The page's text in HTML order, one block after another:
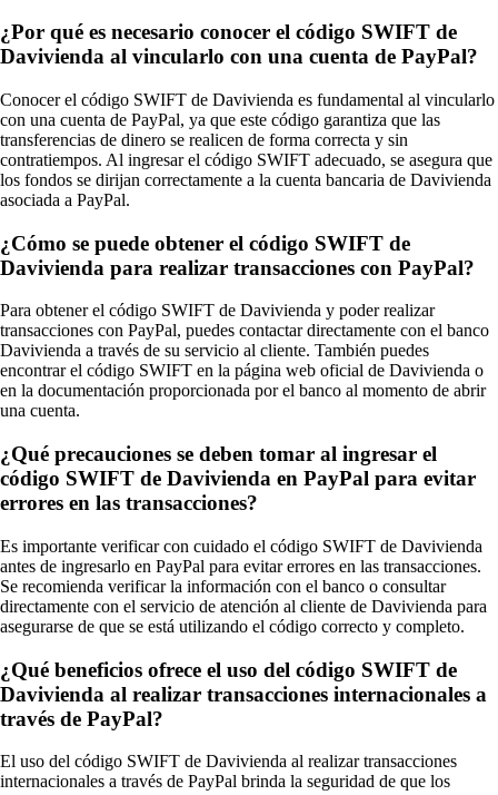
¿Por qué es necesario conocer el código SWIFT de
Davivienda al vincularlo con una cuenta de PayPal?
Conocer el código SWIFT de Davivienda es fundamental al vincularlo
con una cuenta de PayPal, ya que este código garantiza que las
transferencias de dinero se realicen de forma correcta y sin
contratiempos. Al ingresar el código SWIFT adecuado, se asegura que
los fondos se dirijan correctamente a la cuenta bancaria de Davivienda
asociada a PayPal.
¿Cómo se puede obtener el código SWIFT de
Davivienda para realizar transacciones con PayPal?
Para obtener el código SWIFT de Davivienda y poder realizar
transacciones con PayPal, puedes contactar directamente con el banco
Davivienda a través de su servicio al cliente. También puedes
encontrar el código SWIFT en la página web oficial de Davivienda o
en la documentación proporcionada por el banco al momento de abrir
una cuenta.
¿Qué precauciones se deben tomar al ingresar el
código SWIFT de Davivienda en PayPal para evitar
errores en las transacciones?
Es importante verificar con cuidado el código SWIFT de Davivienda
antes de ingresarlo en PayPal para evitar errores en las transacciones.
Se recomienda verificar la información con el banco o consultar
directamente con el servicio de atención al cliente de Davivienda para
asegurarse de que se está utilizando el código correcto y completo.
¿Qué beneficios ofrece el uso del código SWIFT de
Davivienda al realizar transacciones internacionales a
través de PayPal?
El uso del código SWIFT de Davivienda al realizar transacciones
internacionales a través de PayPal brinda la seguridad de que los